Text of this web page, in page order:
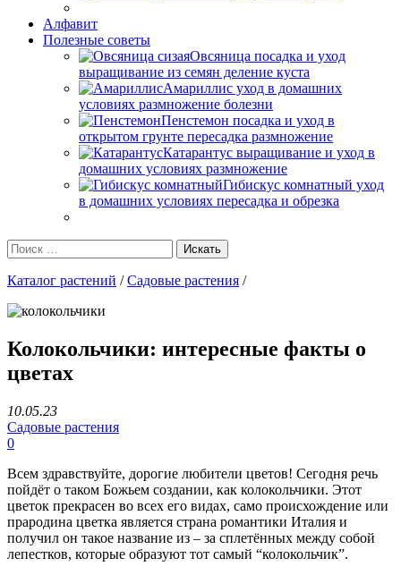
Алфавит
Полезные советы
Овсяница посадка и уход
выращивание из семян деление куста
Амариллис уход в домашних
условиях размножение болезни
Пенстемон посадка и уход в
открытом грунте пересадка размножение
Катарантус выращивание и уход в
домашних условиях размножение
Гибискус комнатный уход
в домашних условиях пересадка и обрезка
Каталог растений /Садовые растения /
Колокольчики: интересные факты о
цветах
10.05.23
Садовые растения
0
Всем здравствуйте, дорогие любители цветов! Сегодня речь
пойдёт о таком Божьем создании, как колокольчики. Этот
цветок прекрасен во всех его видах, само происхождение или
прародина цветка является страна романтики Италия и
получил он такое название из – за сплетённых между собой
лепестков, которые образуют тот самый “колокольчик”.